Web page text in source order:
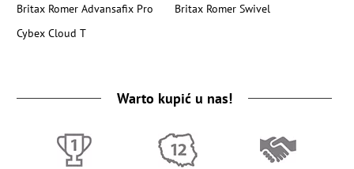
Britax Romer Advansafix Pro
Britax Romer Swivel
Cybex Cloud T
Warto kupić u nas!